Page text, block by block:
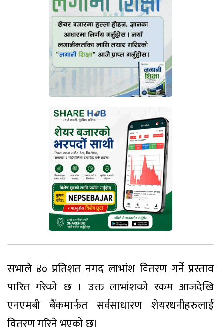
सभाले ४० प्रतिशत नगद लाभांश वितरण गर्ने प्रस्ताव
पारित गरेको छ । उक्त लाभांशको रकम आजदेखि
एनएमबी बैंकमार्फत सर्वसाधारण शेयरधनीहरुलाई
वितरण गरिने भएको छ।